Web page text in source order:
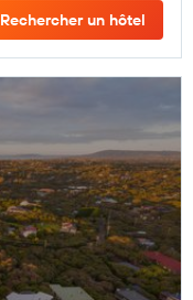
Rechercher un hôtel